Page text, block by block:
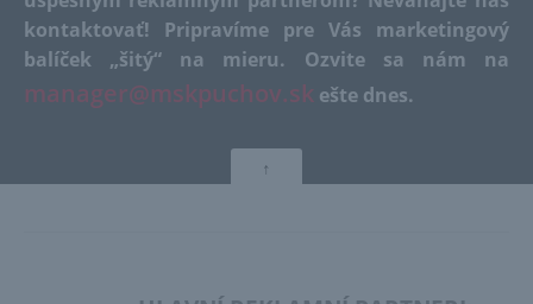
kontaktovať! Pripravíme pre Vás marketingový
balíček „šitý“ na mieru. Ozvite sa nám na
manager@mskpuchov.sk ešte dnes.
↑